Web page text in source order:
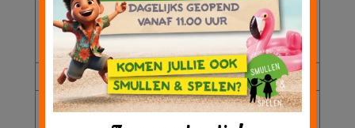
Woensdag
Van 12.30 tot 14.30
Van 14.30 tot 16.30
Van 16.30 tot 18.30
Donderdag
Van 16.00 tot 18.00
Vrijdag
Van 12.30 tot 14.30
Van 14.30 tot 16.30